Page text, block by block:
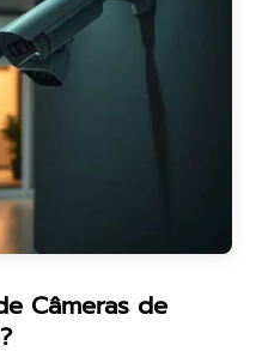
Câmeras de